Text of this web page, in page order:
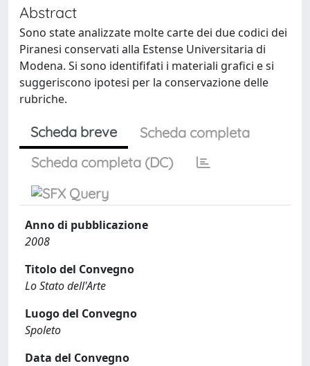
Abstract
Sono state analizzate molte carte dei due codici dei
Piranesi conservati alla Estense Universitaria di
Modena. Si sono identififati i materiali grafici e si
suggeriscono ipotesi per la conservazione delle
rubriche.
Scheda breve
Scheda completa
Scheda completa (DC)
Anno di pubblicazione
2008
Titolo del Convegno
Lo Stato dell'Arte
Luogo del Convegno
Spoleto
Data del Convegno